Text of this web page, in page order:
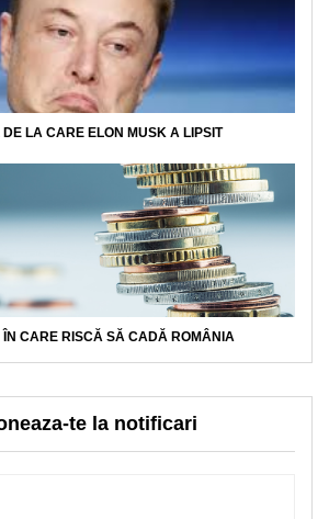
LA CARE ELON MUSK A LIPSIT
CARE RISCĂ SĂ CADĂ ROMÂNIA
te la notificari